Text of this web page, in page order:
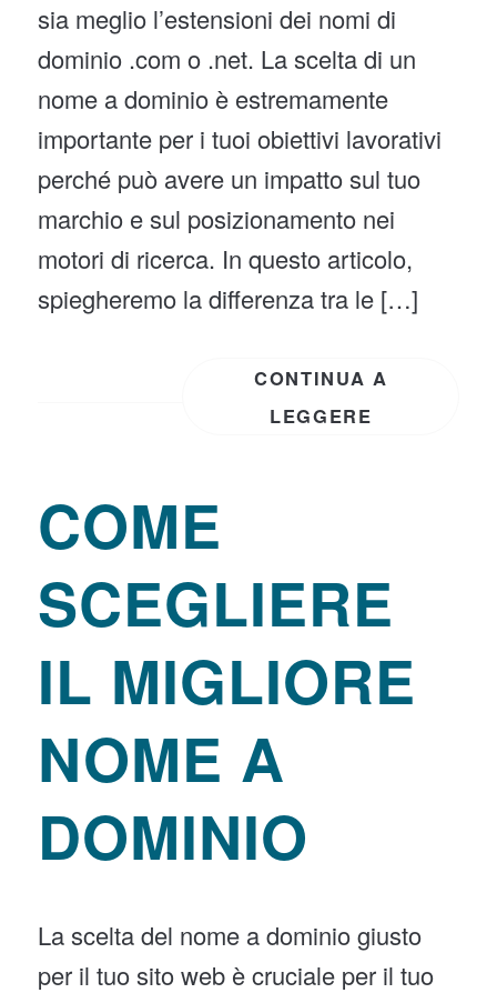
sia meglio l’estensioni dei nomi di
dominio .com o .net. La scelta di un
nome a dominio è estremamente
importante per i tuoi obiettivi lavorativi
perché può avere un impatto sul tuo
marchio e sul posizionamento nei
motori di ricerca. In questo articolo,
spiegheremo la differenza tra le […]
CONTINUA A
LEGGERE
COME
SCEGLIERE
IL MIGLIORE
NOME A
DOMINIO
La scelta del nome a dominio giusto
per il tuo sito web è cruciale per il tuo